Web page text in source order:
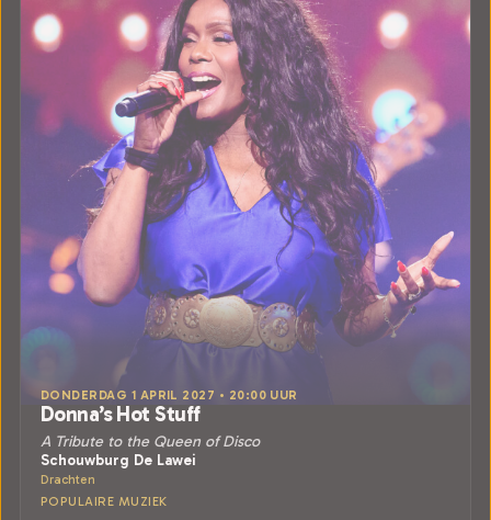
DONDERDAG 1 APRIL 2027 • 20:00 UUR
Donna’s Hot Stuff
A Tribute to the Queen of Disco
Schouwburg De Lawei
Drachten
POPULAIRE MUZIEK